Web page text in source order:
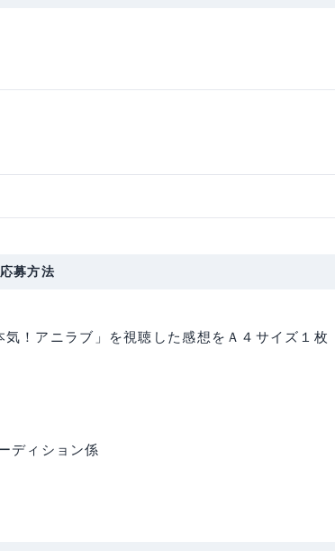
募方法
！アニラブ」を視聴した感想をＡ４サイズ１枚
ディション係